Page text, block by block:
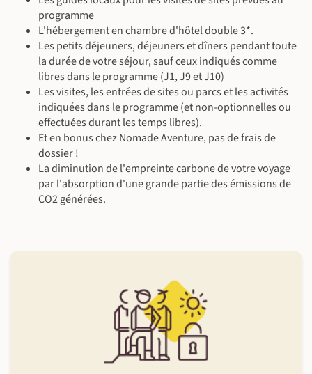
©
©
©
programme
L'hébergement en chambre d'hôtel double 3*.
Les petits déjeuners, déjeuners et dîners pendant toute
la durée de votre séjour, sauf ceux indiqués comme
libres dans le programme (J1, J9 et J10)
Les visites, les entrées de sites ou parcs et les activités
indiquées dans le programme (et non-optionnelles ou
effectuées durant les temps libres).
Et en bonus chez Nomade Aventure, pas de frais de
dossier !
La diminution de l'empreinte carbone de votre voyage
par l'absorption d'une grande partie des émissions de
CO2 générées.